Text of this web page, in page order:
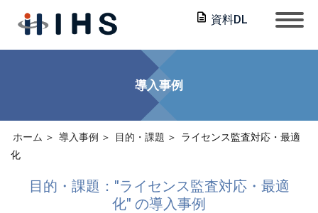
資料DL
導入事例
ホーム 導入事例 目的・課題
ライセンス監査対応・最適
化
目的・課題："ライセンス監査対応・最適
化" の導入事例